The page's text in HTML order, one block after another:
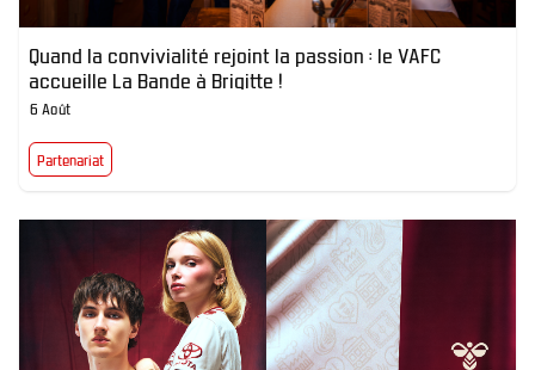
Quand la convivialité rejoint la passion : le VAFC
accueille La Bande à Brigitte !
6 Août
Partenariat